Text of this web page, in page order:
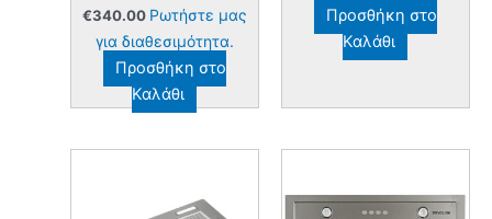
€340.00 Ρωτήστε μας
για διαθεσιμότητα.
Προσθήκη στο
Καλάθι
Προσθήκη στο
Καλάθι